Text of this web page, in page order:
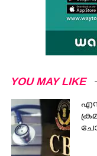
YOU MAY LIKE